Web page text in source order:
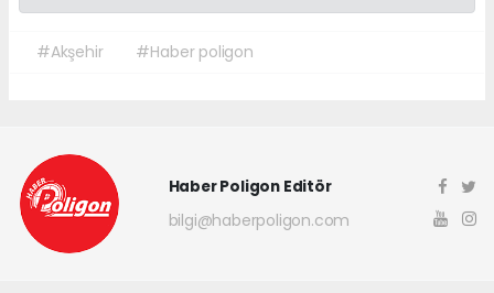
#Akşehir #Haber poligon
Haber Poligon Editör
bilgi@haberpoligon.com